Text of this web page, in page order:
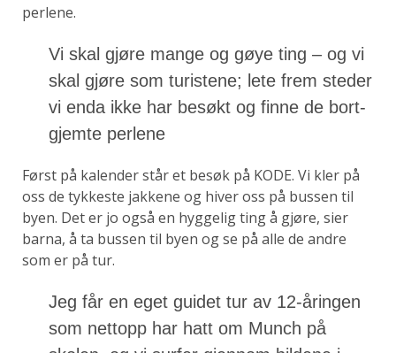
perlene.
Vi skal gjøre mange og gøye ting – og vi
skal gjøre som turistene; lete frem steder
vi enda ikke har besøkt og finne de bort­
gjemte perlene
Først på kalender står et besøk på KODE. Vi kler på
oss de tykkeste jakkene og hiver oss på bussen til
byen. Det er jo også en hyggelig ting å gjøre, sier
barna, å ta bussen til byen og se på alle de andre
som er på tur.
Jeg får en eget guidet tur av 12-åringen
som nettopp har hatt om Munch på